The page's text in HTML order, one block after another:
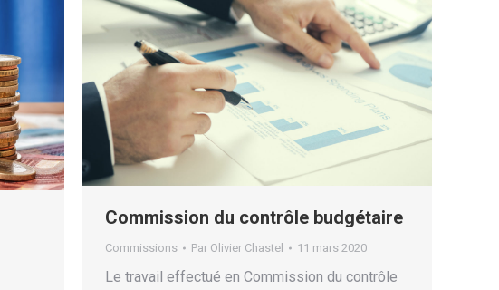
Commission du contrôle budgétaire
Commissions Par Olivier Chastel 11 mars 2020
Le travail effectué en Commission du contrôle